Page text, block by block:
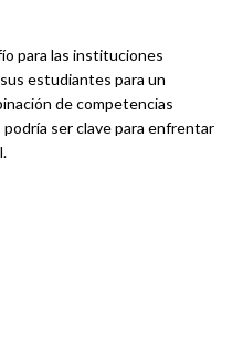
para las instituciones
estudiantes para un
de competencias
ser clave para enfrentar